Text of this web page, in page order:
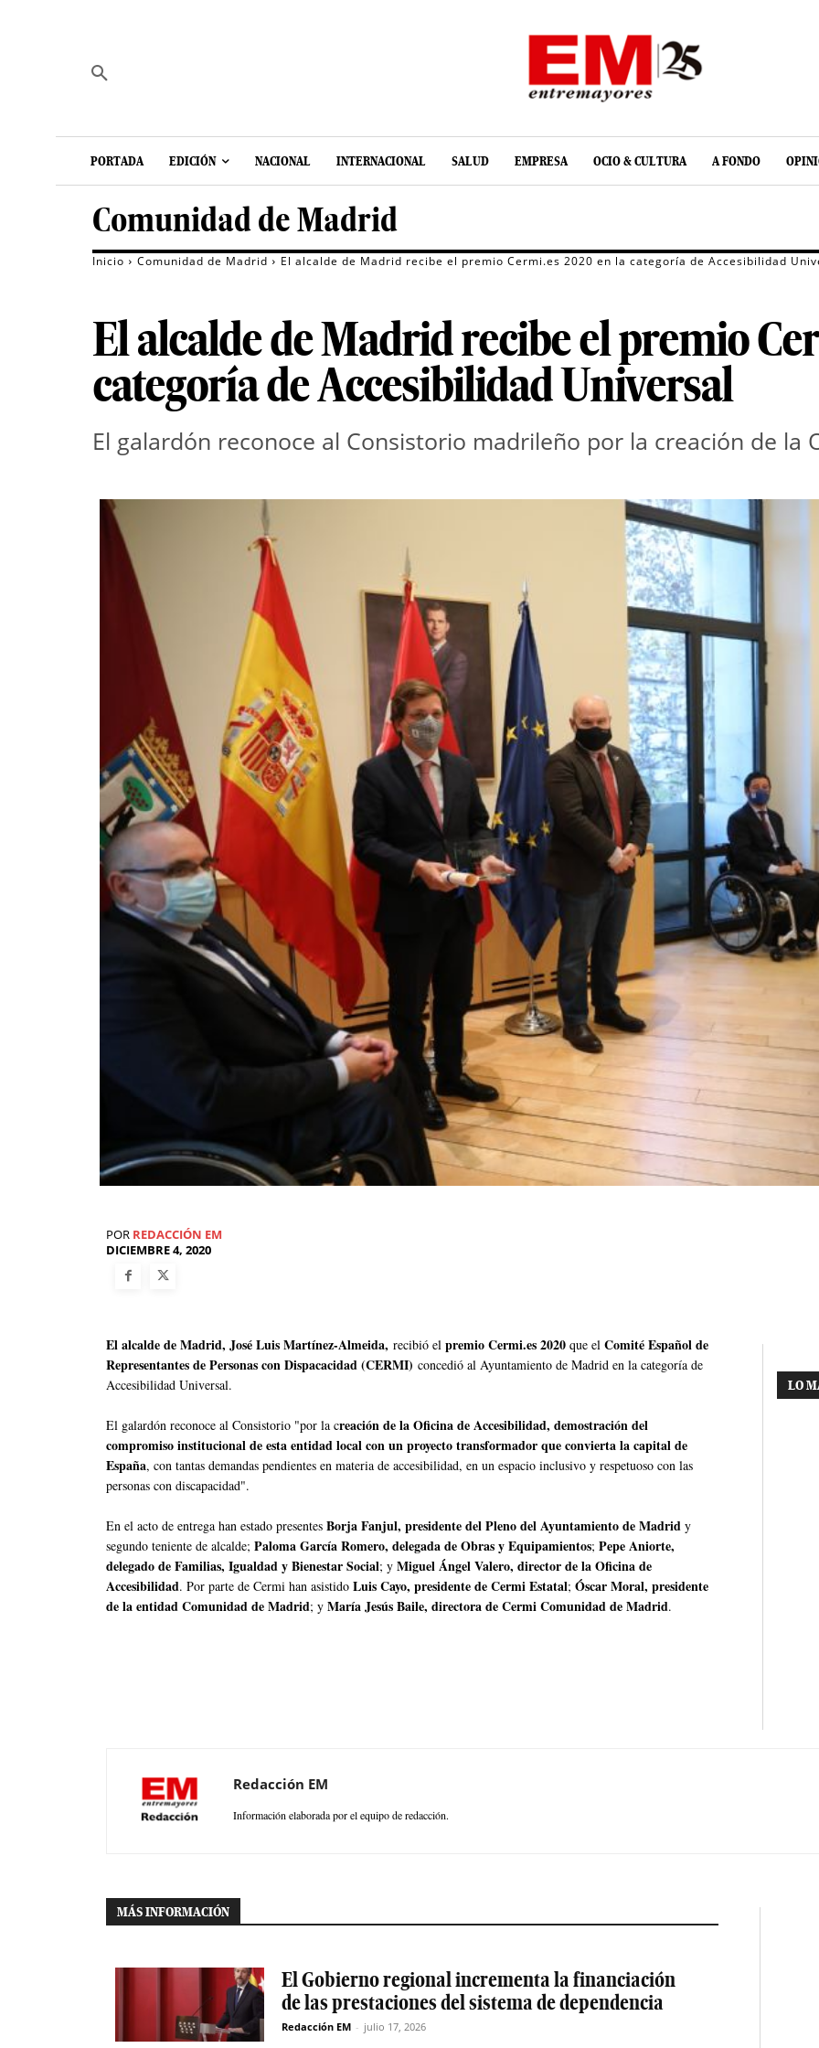
PORTADA EDICIÓN NACIONAL INTERNACIONAL SALUD EMPRESA OCIO & CULTURA A FONDO
Comunidad de Madrid
Inicio Comunidad de Madrid El alcalde de Madrid recibe el premio Cermi.es 2020 en la categoría de Accesibilidad
El alcalde de Madrid recibe el premio
categoría de Accesibilidad Universal
El galardón reconoce al Consistorio madrileño por la creación de la
POR REDACCIÓN EM
DICIEMBRE 4, 2020
El alcalde de Madrid, José Luis Martínez-Almeida, recibió el premio Cermi.es 2020 que el Comité Español de
Representantes de Personas con Dispacacidad (CERMI) concedió al Ayuntamiento de Madrid en la categoría de
Accesibilidad Universal.
El galardón reconoce al Consistorio "por la creación de la Oficina de Accesibilidad, demostración del
compromiso institucional de esta entidad local con un proyecto transformador que convierta la capital de
España, con tantas demandas pendientes en materia de accesibilidad, en un espacio inclusivo y respetuoso con las
personas con discapacidad".
En el acto de entrega han estado presentes Borja Fanjul, presidente del Pleno del Ayuntamiento de Madrid y
segundo teniente de alcalde; Paloma García Romero, delegada de Obras y Equipamientos; Pepe Aniorte,
delegado de Familias, Igualdad y Bienestar Social; y Miguel Ángel Valero, director de la Oficina de
Accesibilidad. Por parte de Cermi han asistido Luis Cayo, presidente de Cermi Estatal; Óscar Moral, presidente
de la entidad Comunidad de Madrid; y María Jesús Baile, directora de Cermi Comunidad de Madrid.
LO
Redacción EM
Información elaborada por el equipo de redacción.
MÁS INFORMACIÓN
El Gobierno regional incrementa la financiación
de las prestaciones del sistema de dependencia
Redacción EM - julio 17, 2026